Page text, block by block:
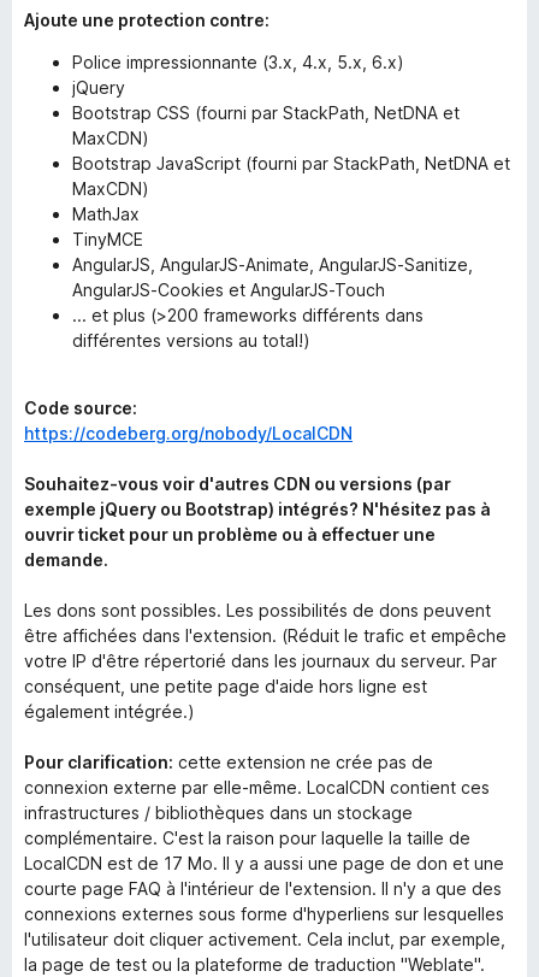
Ajoute une protection contre:
Police impressionnante (3.x, 4.x, 5.x, 6.x)
jQuery
Bootstrap CSS (fourni par StackPath, NetDNA et
MaxCDN)
Bootstrap JavaScript (fourni par StackPath, NetDNA et
MaxCDN)
MathJax
TinyMCE
AngularJS, AngularJS-Animate, AngularJS-Sanitize,
AngularJS-Cookies et AngularJS-Touch
... et plus (>200 frameworks différents dans
différentes versions au total!)
Code source:
https://codeberg.org/nobody/LocalCDN
Souhaitez-vous voir d'autres CDN ou versions (par
exemple jQuery ou Bootstrap) intégrés? N'hésitez pas à
ouvrir ticket pour un problème ou à effectuer une
demande.
Les dons sont possibles. Les possibilités de dons peuvent
être affichées dans l'extension. (Réduit le trafic et empêche
votre IP d'être répertorié dans les journaux du serveur. Par
conséquent, une petite page d'aide hors ligne est
également intégrée.)
Pour clarification: cette extension ne crée pas de
connexion externe par elle-même. LocalCDN contient ces
infrastructures / bibliothèques dans un stockage
complémentaire. C'est la raison pour laquelle la taille de
LocalCDN est de 17 Mo. Il y a aussi une page de don et une
courte page FAQ à l'intérieur de l'extension. Il n'y a que des
connexions externes sous forme d'hyperliens sur lesquelles
l'utilisateur doit cliquer activement. Cela inclut, par exemple,
la page de test ou la plateforme de traduction "Weblate".